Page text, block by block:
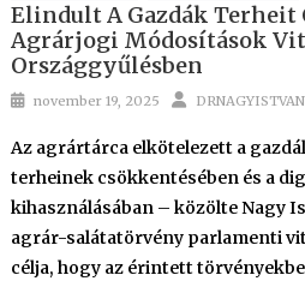
Elindult A Gazdák Terheit
Agrárjogi Módosítások
Országgyűlésben
Posted
november 19, 2025 Author
DRNAGYISTVAN
Az agrártárca elkötelezett a
terheinek csökkentésében és a
kihasználásában – közölte Nagy
agrár-salátatörvény parlamenti
célja, hogy az érintett